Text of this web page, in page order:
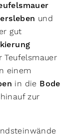
und
gut
Teufelsmauer
einem
in die Bode
zur